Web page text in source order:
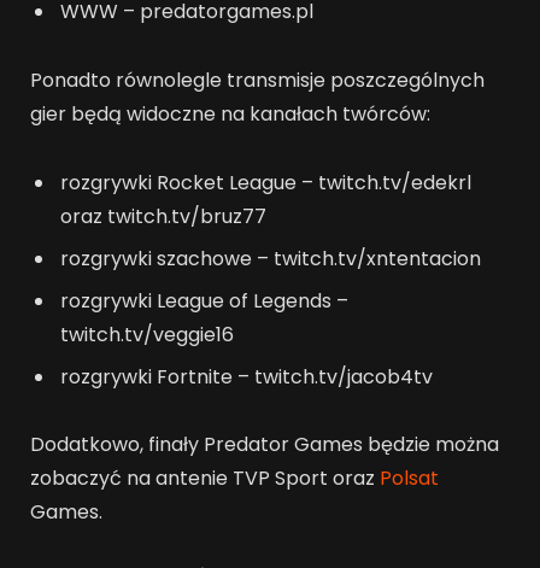
WWW – predatorgames.pl
Ponadto równolegle transmisje poszczególnych
gier będą widoczne na kanałach twórców:
rozgrywki Rocket League – twitch.tv/edekrl
oraz twitch.tv/bruz77
rozgrywki szachowe – twitch.tv/xntentacion
rozgrywki League of Legends –
twitch.tv/veggie16
rozgrywki Fortnite – twitch.tv/jacob4tv
Dodatkowo, finały Predator Games będzie można
zobaczyć na antenie TVP Sport oraz Polsat
Games.